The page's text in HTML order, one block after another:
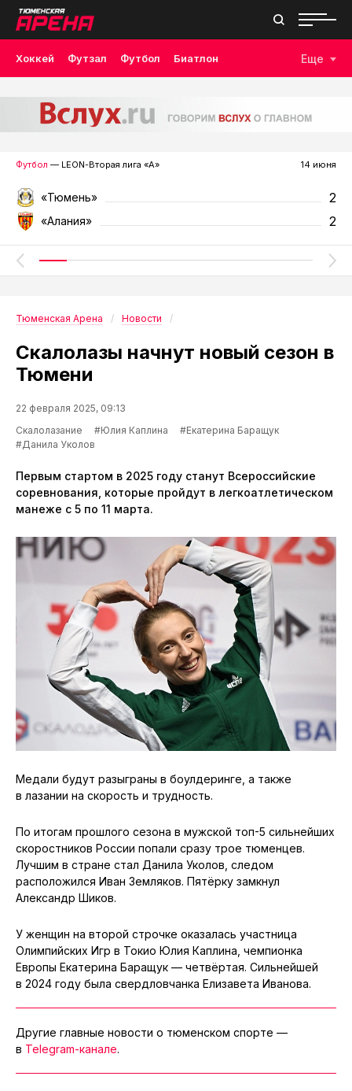
Хоккей Футзал Футбол Биатлон Еще
Футбол — LEON-Вторая лига «А» 14 июня
«Тюмень» 2
«Алания» 2
Тюменская Арена Новости
Скалолазы начнут новый сезон в
Тюмени
22 февраля 2025, 09:13
Скалолазание
#Юлия Каплина
#Екатерина Баращук
#Данила Уколов
Первым стартом в 2025 году станут Всероссийские
соревнования, которые пройдут в легкоатлетическом
манеже с 5 по 11 марта.
Медали будут разыграны в боулдеринге, а также
в лазании на скорость и трудность.
По итогам прошлого сезона в мужской топ-5 сильнейших
скоростников России попали сразу трое тюменцев.
Лучшим в стране стал Данила Уколов, следом
расположился Иван Земляков. Пятёрку замкнул
Александр Шиков.
У женщин на второй строчке оказалась участница
Олимпийских Игр в Токио Юлия Каплина, чемпионка
Европы Екатерина Баращук — четвёртая. Сильнейшей
в 2024 году была свердловчанка Елизавета Иванова.
Другие главные новости о тюменском спорте —
в Telegram-канале.